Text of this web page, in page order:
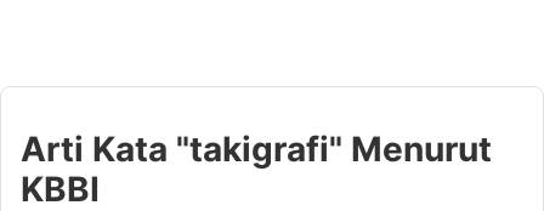
Arti Kata "takigrafi" Menurut
KBBI